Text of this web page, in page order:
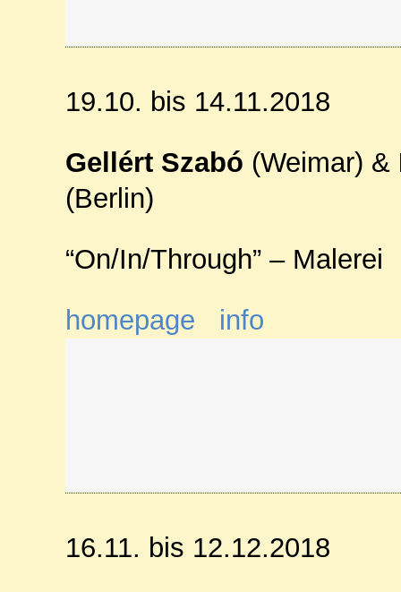
19.10. bis 14.11.2018
Gellért Szabó (Weimar) &
(Berlin)
“On/In/Through” – Malerei
homepage
info
16.11. bis 12.12.2018